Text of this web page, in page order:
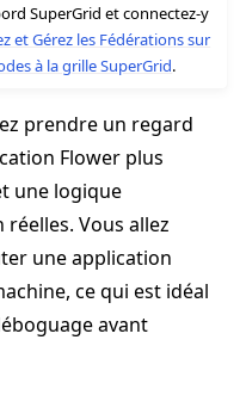
SuperGrid et connectez-y
et Gérez les Fédérations sur
à la grille SuperGrid.
prendre un regard
Flower plus
une logique
réelles. Vous allez
une application
ce qui est idéal
avant